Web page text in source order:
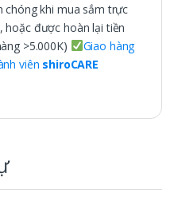
chóng khi mua sắm trực
hoặc được hoàn lại tiền
>5.000K)
Giao hàng
viên shiroCARE